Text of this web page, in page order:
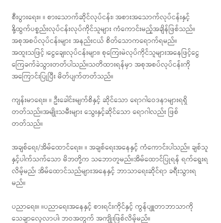
စီးပွားရေး။ ။ စားသောက်ဆိုင်လုပ်ငန်း၊ အစားအသောက်လုပ်ငန်းနှင့်
နို့ထွက်ပစ္စည်းလုပ်ငန်းလုပ်ကိုင်သူများ ကံကောင်းမည့်အချိန်ဖြစ်သည်။
အစုအစပ်လုပ်ငန်းများ အနည်းငယ် စိတ်သောကရောက်ရမည်။
အထူးသဖြင့် ၊ငွေချေးလုပ်ငန်းများ၊ စုကြေးမဲလုပ်ကိုင်သူများအနေဖြင့်ငွေ
ကြေခက်ခဲသွားတတ်ပါသည်။သတိထားရန်မှာ အစုအစပ်လုပ်ငန်းကို
အကြောင်းပြုပြီး မိတ်ပျက်တတ်သည်။
ကျန်းမာရေး။ ။ ဦးခေါင်း၊မျက်စိနှင့် ဆိုင်သော ရောဂါဝေဒနာများရရှိ
တတ်သည်။အမျိုးသမီးများ သွေးနှင့်ဆိုင်သော ရောဂါလည်း ဖြစ်
တတ်သည်။
အချစ်ရေး/အိမ်ထောင်ရေး။ ။ အချစ်ရေးအနေနှင့် ကံကောင်းပါသည်။ ချစ်သူ
နှင့်ပါက်သက်သော မိဘတို့က သဘောတူမည်။အိမ်ထောင်ပြုရန် ရက်ရွေးရ
လိမ့်မည်၊ အိမ်ထောင်သည်များအနေနှင့် ဘာသာရေးဆိုင်ရာ ခရီးသွားရ
မည်။
ပညာရေး။ ။ပညာရေးအနေနှင့် စားရင်းကိုင်နှင့် ကွန်ပျူတာဘာသာကို
သေချာလေ့လာပါ၊ ဘဝအတွက် အကျိုးဖြစ်လိမ့်မည်။